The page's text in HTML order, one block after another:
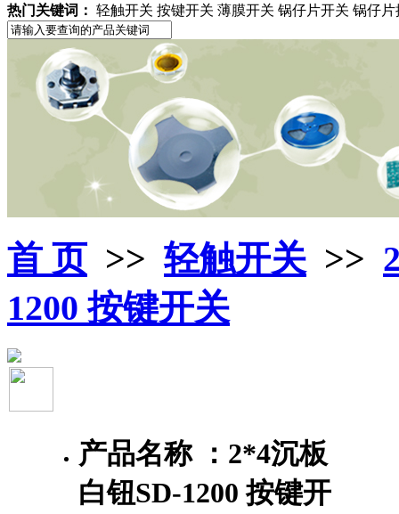
热门关键词： 轻触开关 按键开关 薄膜开关 锅仔片开关 锅仔
首 页>> 轻触开关 >>
1200 按键开关
产品名称 ： 2*4沉板
白钮SD-1200 按键开